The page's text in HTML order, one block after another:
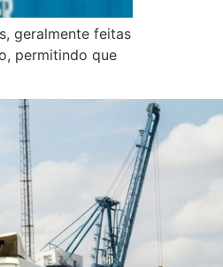
geralmente feitas
permitindo que